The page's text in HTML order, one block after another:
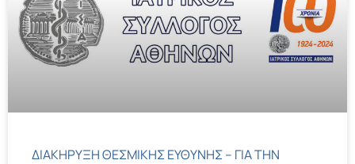
ΔΙΑΚΗΡΥΞΗ ΘΕΣΜΙΚΗΣ ΕΥΘΥΝΗΣ – ΓΙΑ ΤΗΝ